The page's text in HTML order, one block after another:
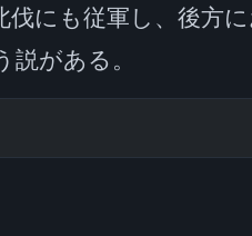
にも従軍し、後方
がある。